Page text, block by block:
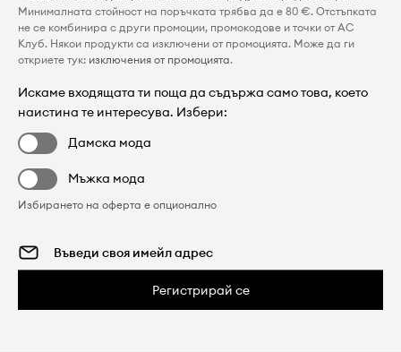
Минималната стойност на поръчката трябва да е 80 €. Отстъпката
не се комбинира с други промоции, промокодове и точки от AC
Клуб. Някои продукти са изключени от промоцията. Може да ги
откриете тук: изключения от промоцията.
Искаме входящата ти поща да съдържа само това, което
наистина те интересува. Избери:
Дамска мода
Мъжка мода
Избирането на оферта е опционално
Регистрирай се